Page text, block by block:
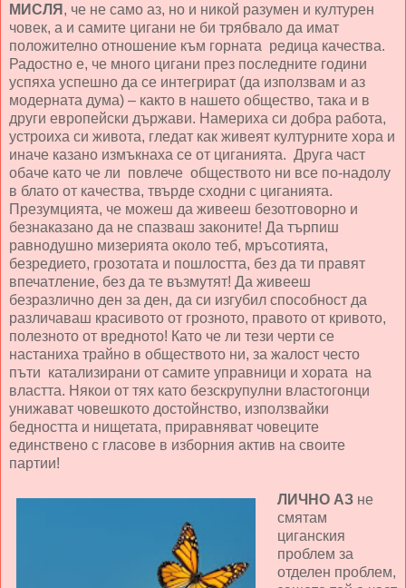
МИСЛЯ , че не само аз, но и никой разумен и културен
човек, а и самите цигани не би трябвало да имат
положително отношение към горната редица качества.
Радостно е, че много цигани през последните години
успяха успешно да се интегрират (да използвам и аз
модерната дума) – както в нашето общество, така и в
други европейски държави. Намериха си добра работа,
устроиха си живота, гледат как живеят културните хора и
иначе казано измъкнаха се от циганията. Друга част
обаче като че ли повлече обществото ни все по-надолу
в блато от качества, твърде сходни с циганията.
Презумцията, че можеш да живееш безотговорно и
безнаказано да не спазваш законите! Да търпиш
равнодушно мизерията около теб, мръсотията,
безредието, грозотата и пошлостта, без да ти правят
впечатление, без да те възмутят! Да живееш
безразлично ден за ден, да си изгубил способност да
различаваш красивото от грозното, правото от кривото,
полезното от вредното! Като че ли тези черти се
настаниха трайно в обществото ни, за жалост често
пъти катализирани от самите управници и хората на
властта. Някои от тях като безскрупулни властогонци
унижават човешкото достойнство, използвайки
бедността и нищетата, приравняват човеците
единствено с гласове в изборния актив на своите
партии!
ЛИЧНО АЗ не
смятам
циганския
проблем за
отделен проблем,